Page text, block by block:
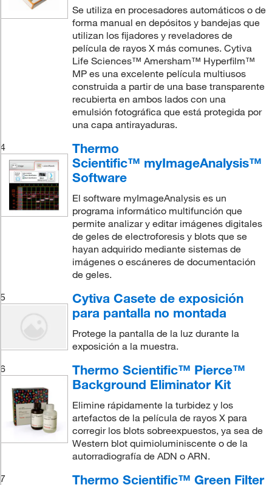
Se utiliza en procesadores automáticos o de
forma manual en depósitos y bandejas que
utilizan los fijadores y reveladores de
película de rayos X más comunes. Cytiva
Life Sciences™ Amersham™ Hyperfilm™
MP es una excelente película multiusos
construida a partir de una base transparente
recubierta en ambos lados con una
emulsión fotográfica que está protegida por
una capa antirayaduras.
4
Thermo
Scientific™ myImageAnalysis™
Software
El software myImageAnalysis es un
programa informático multifunción que
permite analizar y editar imágenes digitales
de geles de electroforesis y blots que se
hayan adquirido mediante sistemas de
imágenes o escáneres de documentación
de geles.
5
Cytiva Casete de exposición
para pantalla no montada
Protege la pantalla de la luz durante la
exposición a la muestra.
6
Thermo Scientific™ Pierce™
Background Eliminator Kit
Elimine rápidamente la turbidez y los
artefactos de la película de rayos X para
corregir los blots sobreexpuestos, ya sea de
Western blot quimioluminiscente o de la
autorradiografía de ADN o ARN.
7
Thermo Scientific™ Green Filter